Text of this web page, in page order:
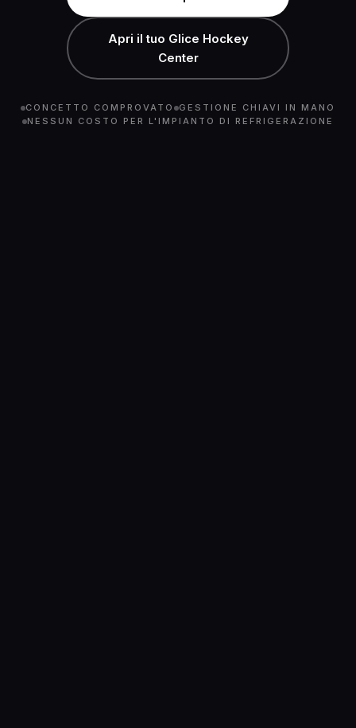
Apri il tuo Glice Hockey
Center
CONCETTO COMPROVATO
GESTIONE CHIAVI IN MANO
NESSUN COSTO PER L'IMPIANTO DI REFRIGERAZIONE